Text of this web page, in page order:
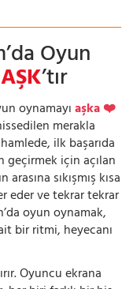
Oyun
AŞK’tır
oynamayıaşka ❤️
merakla
ilk başarıda
geçirmek için açılan
sıkışmış kısa
eder ve tekrar tekrar
oyun oynamak,
bir ritmi, heyecanı
Oyuncu ekrana